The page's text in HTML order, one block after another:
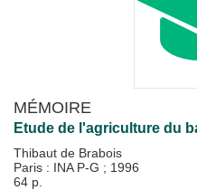
MÉMOIRE
Etude de l'agriculture du
Thibaut de Brabois
Paris : INA P-G ; 1996
64 p.